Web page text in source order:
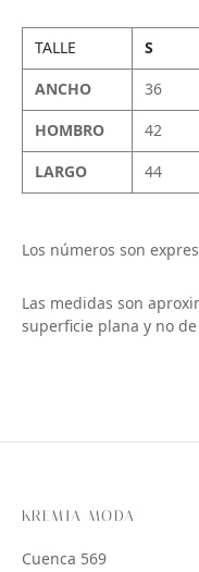
TALLE S
ANCHO
36
HOMBRO
42
LARGO
44
Los números son
Las medidas son
superficie plana y no
KREMIA MODA
Cuenca 569